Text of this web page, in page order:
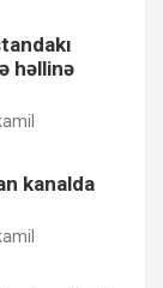
həllinə
kanalda